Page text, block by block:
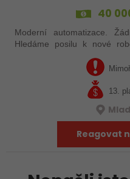
40
Moderní automatizace.
Hledáme posilu k nové
jste šikovný absolvent…
13.
Reagovat